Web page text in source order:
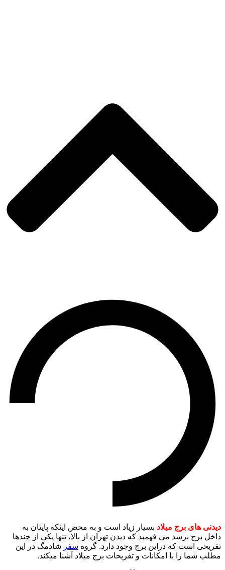
دیدنی های برج میلاد بسیار زیاد است و به محض اینکه پایتان به
داخل برج برسد می فهمید که دیدن تهران از بالا، تنها یکی از چندها
تفریحی است که دراین برج وجود دارد. گروه سفر شادمگ در این
مطلب شما را با امکانات و تفریحات برج میلاد آشنا میکند.